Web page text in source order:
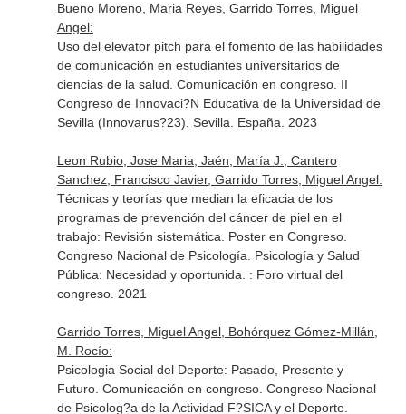
Bueno Moreno, Maria Reyes, Garrido Torres, Miguel
Angel:
Uso del elevator pitch para el fomento de las habilidades
de comunicación en estudiantes universitarios de
ciencias de la salud. Comunicación en congreso. II
Congreso de Innovaci?N Educativa de la Universidad de
Sevilla (Innovarus?23). Sevilla. España. 2023
Leon Rubio, Jose Maria, Jaén, María J., Cantero
Sanchez, Francisco Javier, Garrido Torres, Miguel Angel:
Técnicas y teorías que median la eficacia de los
programas de prevención del cáncer de piel en el
trabajo: Revisión sistemática. Poster en Congreso.
Congreso Nacional de Psicología. Psicología y Salud
Pública: Necesidad y oportunida. : Foro virtual del
congreso. 2021
Garrido Torres, Miguel Angel, Bohórquez Gómez-Millán,
M. Rocío:
Psicologia Social del Deporte: Pasado, Presente y
Futuro. Comunicación en congreso. Congreso Nacional
de Psicolog?a de la Actividad F?SICA y el Deporte.